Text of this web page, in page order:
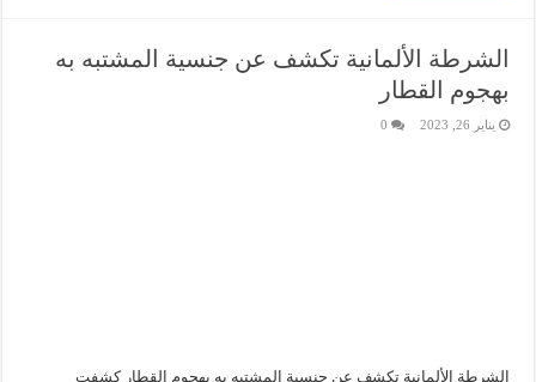
الشرطة الألمانية تكشف عن جنسية المشتبه به
بهجوم القطار
يناير 26, 2023 0
الشرطة الألمانية تكشف عن جنسية المشتبه به بهجوم القطار كشفت